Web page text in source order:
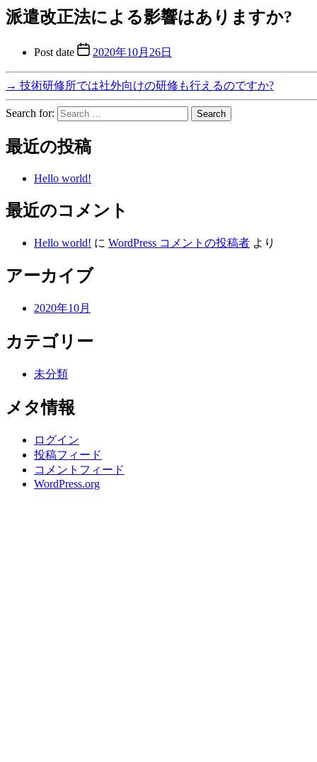
派遣改正法による影響はありますか?
Post date 2020年10月26日
→ 技術研修所では社外向けの研修も行えるのですか?
Search for:
最近の投稿
Hello world!
最近のコメント
Hello world! に WordPress コメントの投稿者 より
アーカイブ
2020年10月
カテゴリー
未分類
メタ情報
ログイン
投稿フィード
コメントフィード
WordPress.org